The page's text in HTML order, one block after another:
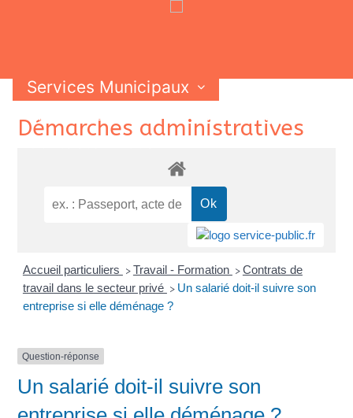
Services Municipaux
Vie Municipale
Vie Pratique
Contactez-nous
SkipDémarches administratives
Accueil particuliers > Travail - Formation > Contrats de
travail dans le secteur privé > Un salarié doit-il suivre son
entreprise si elle déménage ?
Question-réponse
Un salarié doit-il suivre son